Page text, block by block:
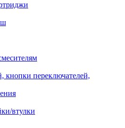
кнопки переключателей,
втулки